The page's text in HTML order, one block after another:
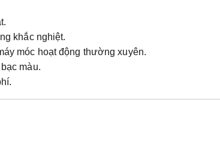
khắc nghiệt.
móc hoạt động thường xuyên.
màu.